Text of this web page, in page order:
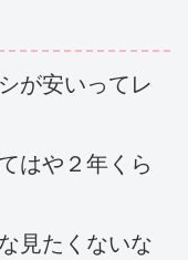
が安いってレ
はや２年くら
見たくないな